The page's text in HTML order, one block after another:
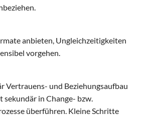
anbieten, Ungleichzeitigkeiten
vorgehen.
Vertrauens- und Beziehungsaufbau
sekundär in Change- bzw.
überführen. Kleine Schritte